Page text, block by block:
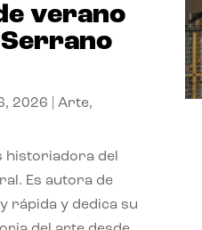
verano
2026 |Arte,
historiadora del
Es autora de
rápida y dedica su